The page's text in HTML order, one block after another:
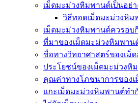
เม็ดมะม่วงหิมพานต์เป็นอย่า
วิธีทอดเม็ดมะม่วงหิม
เม็ดมะม่วงหิมพานต์ควรอบ
ที่มาของเม็ดมะม่วงหิมพาน
ชื่อทางวิทยาศาสตร์ของเม็
ประโยชน์ของเม็ดมะม่วงหิ
คุณค่าทางโภชนาการของ
แกะเม็ดมะม่วงหิมพานต์ทำ